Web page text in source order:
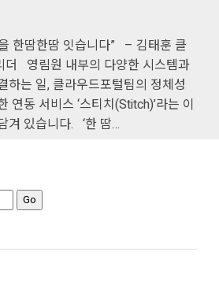
한땀한땀 잇습니다” – 김태훈 클
더 영림원 내부의 다양한 시스템과
하는 일, 클라우드포털팀의 정체성
연동 서비스 ‘스티치(Stitch)’라는 이
겨 있습니다. ‘한 땀…